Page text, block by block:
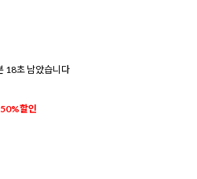
17초 남았습니다
50%할인